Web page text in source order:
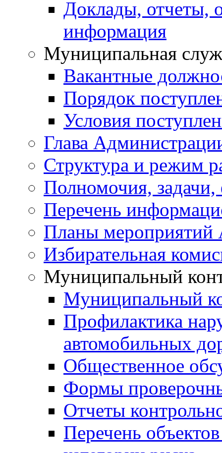
Доклады, отчеты,
информация
Муниципальная
Вакантные
Порядок
Условия
Глава
Структура и режим
Полномочия,
Перечень
Планы мероприятий
Избирательная
Муниципальный
Муниципальный
Профилактика
автомобильных
Общественное
Формы
Отчеты
Перечень